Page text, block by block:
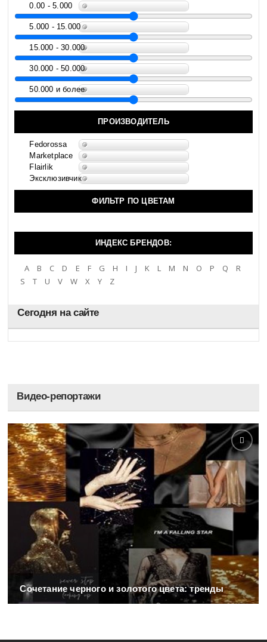
0.00 - 5.000
5.000 - 15.000
15.000 - 30.000
30.000 - 50.000
50.000 и более
ПРОИЗВОДИТЕЛЬ
Fedorossa
Marketplace
Flairlik
Эксклюзивчик
ФИЛЬТР ПО ЦВЕТАМ
ИНДЕКС БРЕНДОВ:
A B C D E F G H I J K L M N O P Q
R
S
T U V W X Y Z
Сегодня на сайте
Видео-репортажи
Сочетание черного и золотого цвета: тренды